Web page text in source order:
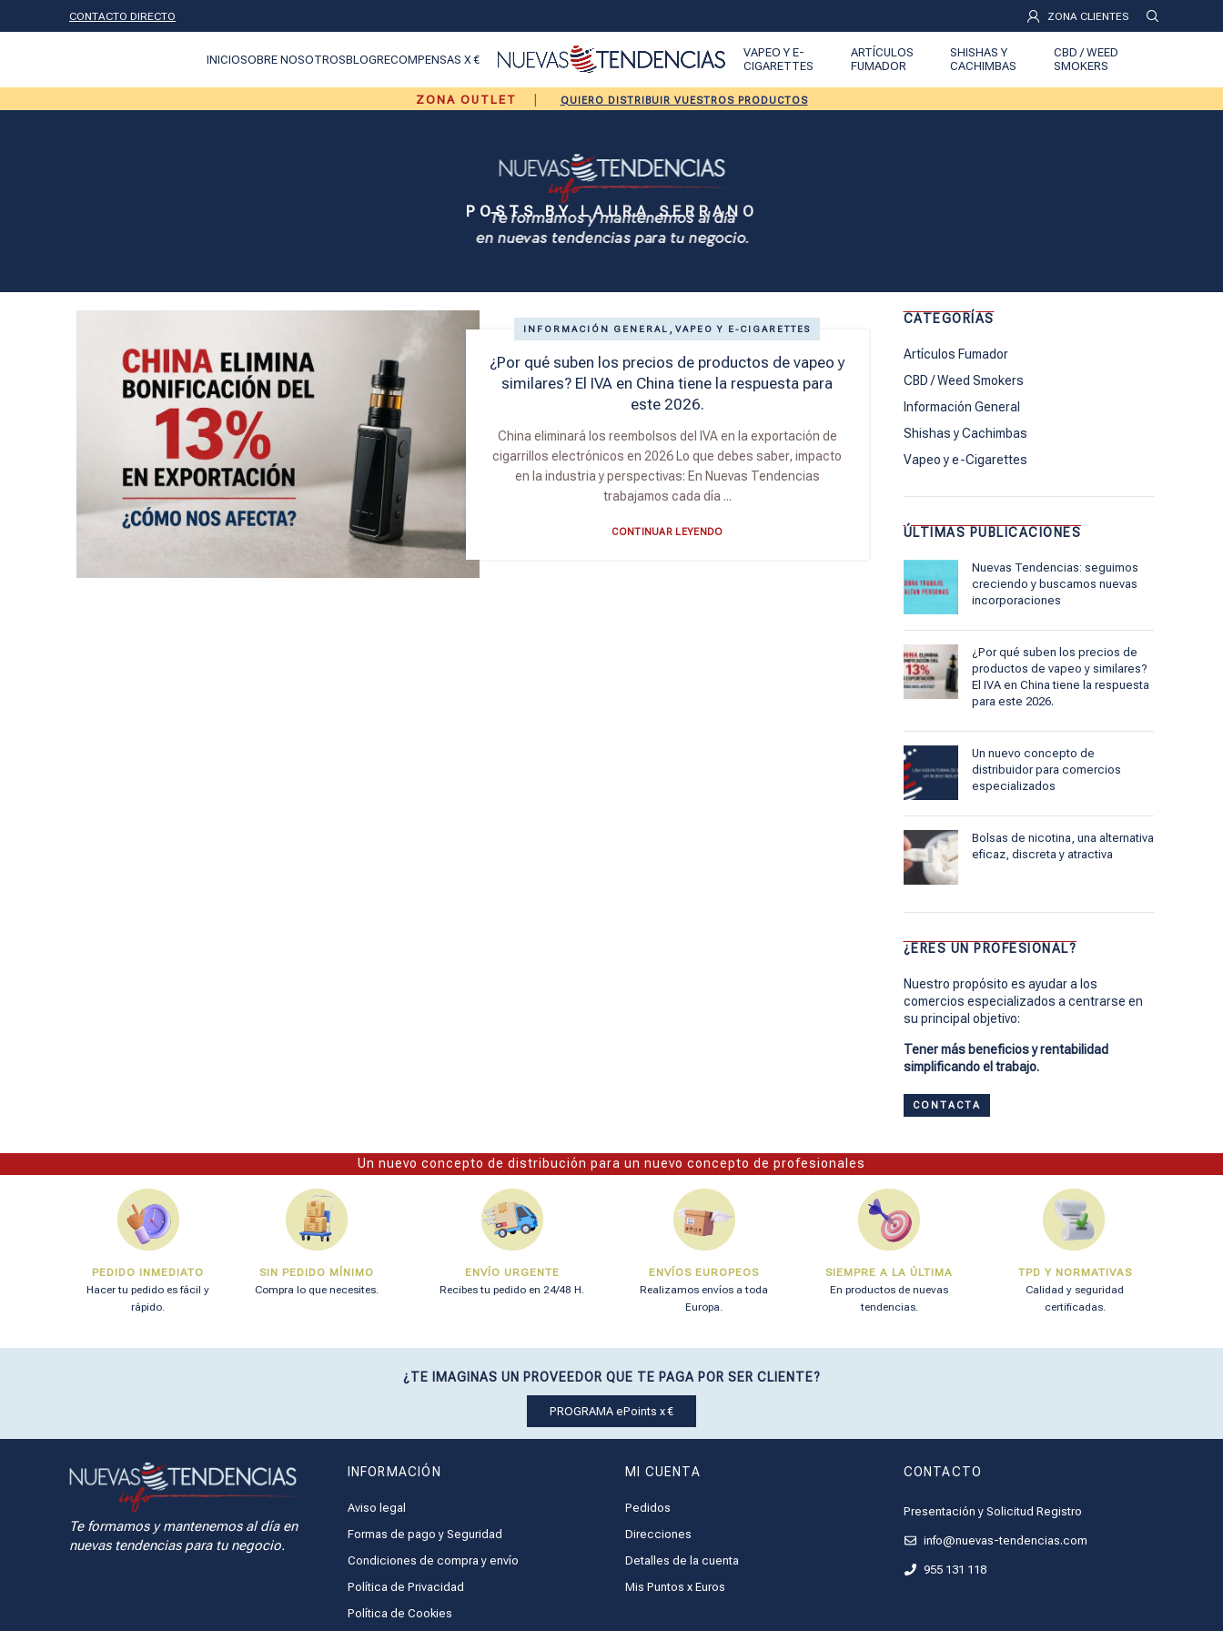
CONTACTO DIRECTO ZONA CLIENTES
INICIOSOBRE NOSOTROSBLOGRECOMPENSAS X €
VAPEO Y E-
CIGARETTES
ARTÍCULOS
FUMADOR
SHISHAS Y
CACHIMBAS
CBD / WEED
SMOKERS
ZONA OUTLET | QUIERO DISTRIBUIR VUESTROS PRODUCTOS
POSTS BYLAURA SERRANO
INFORMACIÓN GENERAL ,VAPEO Y E-CIGARETTES
¿Por qué suben los precios de productos de vapeo y
similares? El IVA en China tiene la respuesta para
este 2026.
China eliminará los reembolsos del IVA en la exportación de
cigarrillos electrónicos en 2026 Lo que debes saber, impacto
en la industria y perspectivas: En Nuevas Tendencias
trabajamos cada día ...
CONTINUAR LEYENDO
CATEGORÍAS
Artículos Fumador
CBD / Weed Smokers
Información General
Shishas y Cachimbas
Vapeo y e-Cigarettes
ÚLTIMAS PUBLICACIONES
Nuevas Tendencias: seguimos
creciendo y buscamos nuevas
incorporaciones
¿Por qué suben los precios de
productos de vapeo y similares?
El IVA en China tiene la respuesta
para este 2026.
Un nuevo concepto de
distribuidor para comercios
especializados
Bolsas de nicotina, una alternativa
eficaz, discreta y atractiva
¿ERES UN PROFESIONAL?
Nuestro propósito es ayudar a los
comercios especializados a centrarse en
su principal objetivo:
Tener más beneficios y rentabilidad
simplificando el trabajo.
CONTACTA
Un nuevo concepto de distribución para un nuevo concepto de profesionales
PEDIDO INMEDIATO
Hacer tu pedido es fácil y
rápido.
SIN PEDIDO MÍNIMO
Compra lo que necesites.
ENVÍO URGENTE
Recibes tu pedido en 24/48 H.
ENVÍOS EUROPEOS
Realizamos envíos a toda
Europa.
SIEMPRE A LA ÚLTIMA
En productos de nuevas
tendencias.
TPD Y NORMATIVAS
Calidad y seguridad
certificadas.
¿TE IMAGINAS UN PROVEEDOR QUE TE PAGA POR SER CLIENTE?
PROGRAMA ePoints x €
Te formamos y mantenemos al día en
nuevas tendencias para tu negocio.
INFORMACIÓN
Aviso legal
Formas de pago y Seguridad
Condiciones de compra y envío
Política de Privacidad
Política de Cookies
MI CUENTA
Pedidos
Direcciones
Detalles de la cuenta
Mis Puntos x Euros
CONTACTO
Presentación y Solicitud Registro
info@nuevas-tendencias.com
955 131 118